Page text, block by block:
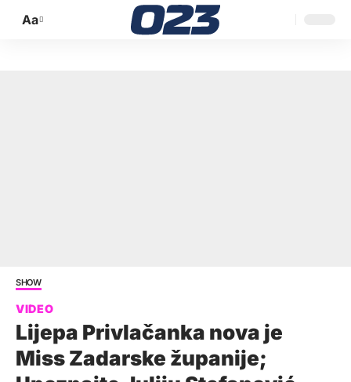
Promijeni
Aa
SHOW
Lijepa Privlačanka nova je
Miss Zadarske županije;